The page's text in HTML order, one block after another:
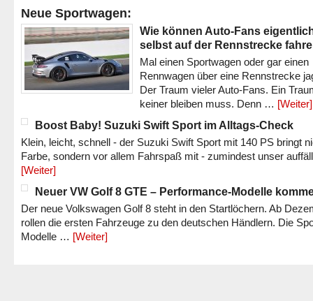
Neue Sportwagen:
Wie können Auto-Fans
selbst auf der Rennstrecke
Mal einen Sportwagen oder gar einen
Rennwagen über eine Rennstrecke
Der Traum vieler Auto-Fans. Ein
keiner bleiben muss. Denn … [Weiter]
Boost Baby! Suzuki Swift Sport im Alltags-Check
Klein, leicht, schnell - der Suzuki Swift Sport mit 140 PS bringt
Farbe, sondern vor allem Fahrspaß mit - zumindest unser
[Weiter]
Neuer VW Golf 8 GTE – Performance-Modelle
Der neue Volkswagen Golf 8 steht in den Startlöchern. Ab
rollen die ersten Fahrzeuge zu den deutschen Händlern. Die
Modelle … [Weiter]